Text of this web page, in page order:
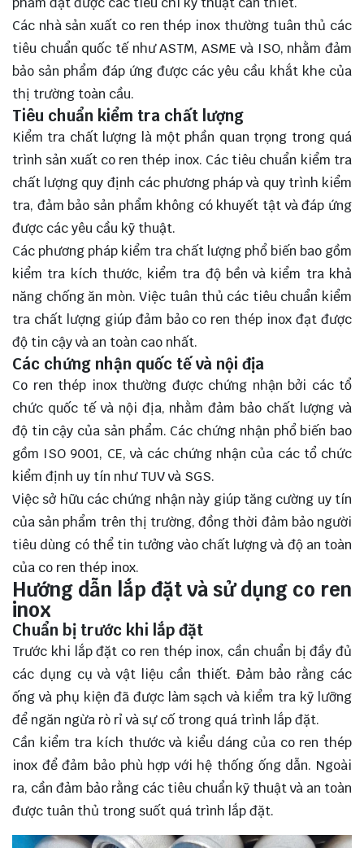
Các nhà sản xuất co ren thép inox thường tuân thủ các
tiêu chuẩn quốc tế như ASTM, ASME và ISO, nhằm đảm
bảo sản phẩm đáp ứng được các yêu cầu khắt khe của
thị trường toàn cầu.
Tiêu chuẩn kiểm tra chất lượng
Kiểm tra chất lượng là một phần quan trọng trong quá
trình sản xuất co ren thép inox. Các tiêu chuẩn kiểm tra
chất lượng quy định các phương pháp và quy trình kiểm
tra, đảm bảo sản phẩm không có khuyết tật và đáp ứng
được các yêu cầu kỹ thuật.
Các phương pháp kiểm tra chất lượng phổ biến bao gồm
kiểm tra kích thước, kiểm tra độ bền và kiểm tra khả
năng chống ăn mòn. Việc tuân thủ các tiêu chuẩn kiểm
tra chất lượng giúp đảm bảo co ren thép inox đạt được
độ tin cậy và an toàn cao nhất.
Các chứng nhận quốc tế và nội địa
Co ren thép inox thường được chứng nhận bởi các tổ
chức quốc tế và nội địa, nhằm đảm bảo chất lượng và
độ tin cậy của sản phẩm. Các chứng nhận phổ biến bao
gồm ISO 9001, CE, và các chứng nhận của các tổ chức
kiểm định uy tín như TUV và SGS.
Việc sở hữu các chứng nhận này giúp tăng cường uy tín
của sản phẩm trên thị trường, đồng thời đảm bảo người
tiêu dùng có thể tin tưởng vào chất lượng và độ an toàn
của co ren thép inox.
Hướng dẫn lắp đặt và sử dụng co ren
inox
Chuẩn bị trước khi lắp đặt
Trước khi lắp đặt co ren thép inox, cần chuẩn bị đầy đủ
các dụng cụ và vật liệu cần thiết. Đảm bảo rằng các
ống và phụ kiện đã được làm sạch và kiểm tra kỹ lưỡng
để ngăn ngừa rò rỉ và sự cố trong quá trình lắp đặt.
Cần kiểm tra kích thước và kiểu dáng của co ren thép
inox để đảm bảo phù hợp với hệ thống ống dẫn. Ngoài
ra, cần đảm bảo rằng các tiêu chuẩn kỹ thuật và an toàn
được tuân thủ trong suốt quá trình lắp đặt.